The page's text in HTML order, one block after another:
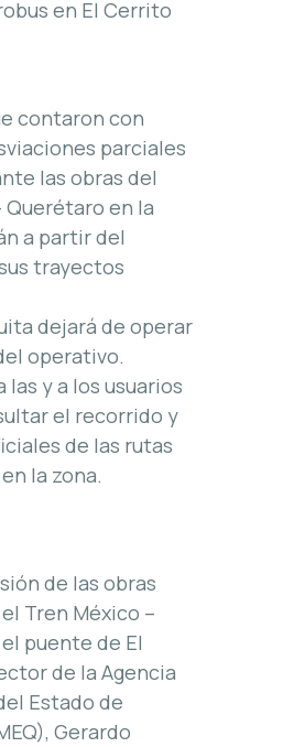
en El Cerrito
contaron con
parciales
las obras del
Querétaro en la
a partir del
trayectos
dejará de operar
operativo.
las y a los usuarios
el recorrido y
de las rutas
la zona.
de las obras
Tren México –
puente de El
de la Agencia
Estado de
Gerardo